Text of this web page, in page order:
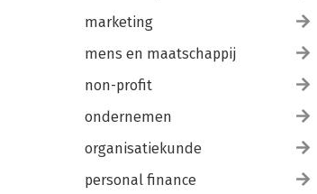
marketing
mens en maatschappij
non-profit
ondernemen
organisatiekunde
personal finance